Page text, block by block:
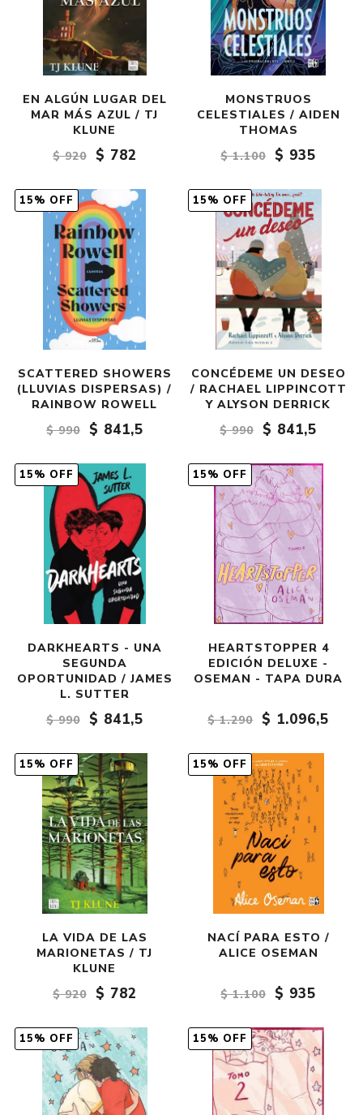
EN ALGÚN LUGAR DEL
MAR MÁS AZUL / TJ
KLUNE
$ 920
$ 782
MONSTRUOS
CELESTIALES / AIDEN
THOMAS
$ 1.100
$ 935
15% OFF
SCATTERED SHOWERS
(LLUVIAS DISPERSAS) /
RAINBOW ROWELL
$ 990
$ 841,5
15% OFF
CONCÉDEME UN DESEO
/ RACHAEL LIPPINCOTT
Y ALYSON DERRICK
$ 990
$ 841,5
15% OFF
DARKHEARTS - UNA
SEGUNDA
OPORTUNIDAD / JAMES
L. SUTTER
$ 990
$ 841,5
15% OFF
HEARTSTOPPER 4
EDICIÓN DELUXE -
OSEMAN - TAPA DURA
$ 1.290 $ 1.096,5
15% OFF
LA VIDA DE LAS
MARIONETAS / TJ
KLUNE
$ 920
$ 782
15% OFF
NACÍ PARA ESTO /
ALICE OSEMAN
$ 1.100 $ 935
15% OFF 15% OFF